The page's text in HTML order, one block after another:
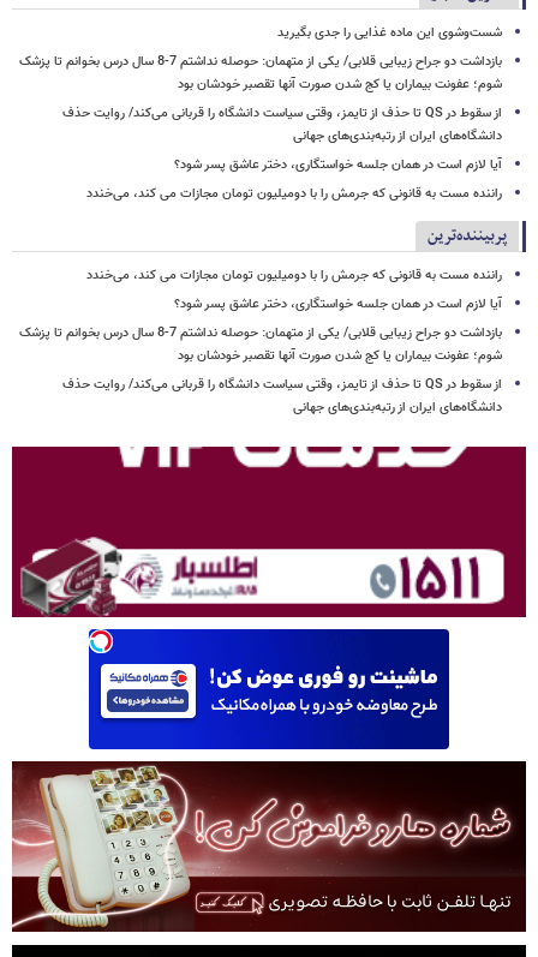
شست‌وشوی این ماده غذایی را جدی بگیرید
بازداشت دو جراح زیبایی قلابی/ یکی از متهمان: حوصله نداشتم 7-8 سال درس بخوانم تا پزشک
شوم؛ عفونت بیماران یا کج شدن صورت آنها تقصبر خودشان بود
از سقوط در QS تا حذف از تایمز، وقتی سیاست دانشگاه را قربانی می‌کند/ روایت حذف
دانشگاه‌های ایران از رتبه‌بندی‌های جهانی
آیا لازم است در همان جلسه خواستگاری، دختر عاشق پسر شود؟
راننده مست به قانونی که جرمش را با دومیلیون تومان مجازات می کند، می‌خندد
پربیننده‌ترین
راننده مست به قانونی که جرمش را با دومیلیون تومان مجازات می کند، می‌خندد
آیا لازم است در همان جلسه خواستگاری، دختر عاشق پسر شود؟
بازداشت دو جراح زیبایی قلابی/ یکی از متهمان: حوصله نداشتم 7-8 سال درس بخوانم تا پزشک
شوم؛ عفونت بیماران یا کج شدن صورت آنها تقصبر خودشان بود
از سقوط در QS تا حذف از تایمز، وقتی سیاست دانشگاه را قربانی می‌کند/ روایت حذف
دانشگاه‌های ایران از رتبه‌بندی‌های جهانی